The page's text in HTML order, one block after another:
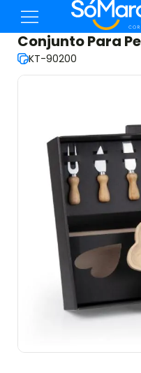
Conjunto Para
KT-90200